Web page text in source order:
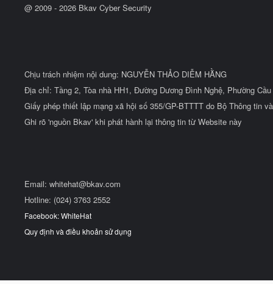
@ 2009 - 2026 Bkav Cyber Security
Chịu trách nhiệm nội dung: NGUYỄN THẢO DIỄM HẰNG
Địa chỉ: Tầng 2, Tòa nhà HH1, Đường Dương Đình Nghệ, Phường
Giấy phép thiết lập mạng xã hội số 355/GP-BTTTT do Bộ Thông tin
Ghi rõ 'nguồn Bkav' khi phát hành lại thông tin từ Website này
Email: whitehat@bkav.com
Hotline: (024) 3763 2552
Facebook: WhiteHat
Quy định và điều khoản sử dụng